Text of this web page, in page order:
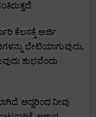
ಕೆಲಸಕ್ಕೆ ಅರ್ಜಿ
ಭೇಟಿಯಾಗುವುದು,
ಶುಭವೆಂದು
ಆದ್ದರಿಂದ ನೀವು